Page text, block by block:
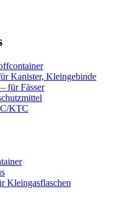
Kanister, Kleingebinde
für Fässer
KTC
Kleingasflaschen